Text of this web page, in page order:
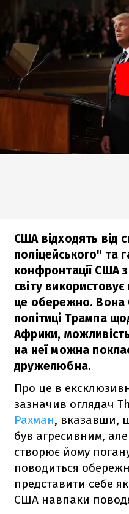
США відходять від
поліцейського" та
конфронтації США
світу
це обережно. Вона
політиці Трампа
Африки,
на неї можна
дружелюбна.
Про це в
зазначив оглядач
Рахман, вказавши,
був агресивним,
створює йому
поводиться
представити себе
США навпаки